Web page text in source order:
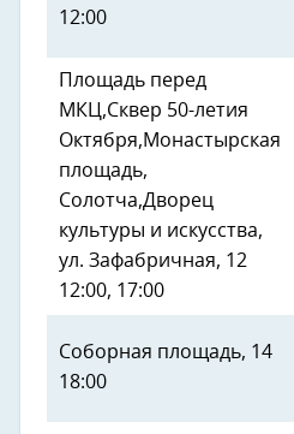
12:00
Площадь перед
МКЦ,Сквер 50-летия
Октября,Монастырская
площадь,
Солотча,Дворец
культуры и искусства,
ул. Зафабричная, 12
12:00, 17:00
Соборная площадь, 14
18:00